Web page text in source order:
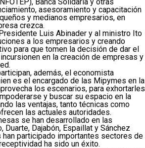
asesoramiento y capacitación
y medianos empresarios, en
crezca.
Luis Abinader y al ministro Ito
a los empresarios y creando
para que tomen la decisión de dar el
en la creación de empresas y
además, el economista
es el encargado de las Mipymes en la
los escenarios, para exhortarles
y buscar su espacio en la
las ventajas, tanto técnicas como
las actuales autoridades.
se han desarrollado en las
Duarte, Dajabón, Espaillat y Sánchez
han participado importantes sectores de
ha sido un éxito.